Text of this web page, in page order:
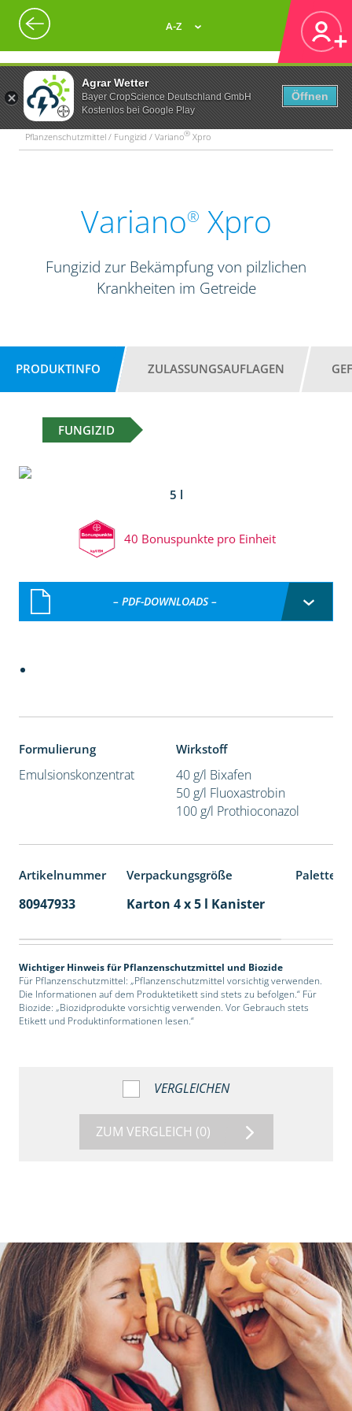
Agrar Wetter
Bayer CropScience Deutschland GmbH
Kostenlos bei Google Play
Öffnen
A-Z
Pflanzenschutzmittel / Fungizid / Variano® Xpro
Variano® Xpro
Fungizid zur Bekämpfung von pilzlichen
Krankheiten im Getreide
PRODUKTINFO ZULASSUNGSAUFLAGEN
FUNGIZID
5 l
40 Bonuspunkte pro Einheit
– PDF-DOWNLOADS –
Formulierung
Emulsionskonzentrat
Wirkstoff
40 g/l Bixafen
50 g/l Fluoxastrobin
100 g/l Prothioconazol
Artikelnummer Verpackungsgröße
80947933 Karton 4 x 5 l Kanister
Wichtiger Hinweis für Pflanzenschutzmittel und Biozide
Für Pflanzenschutzmittel: „Pflanzenschutzmittel vorsichtig verwenden.
Die Informationen auf dem Produktetikett sind stets zu befolgen.“ Für
Biozide: „Biozidprodukte vorsichtig verwenden. Vor Gebrauch stets
Etikett und Produktinformationen lesen.“
VERGLEICHEN
ZUM VERGLEICH (0)